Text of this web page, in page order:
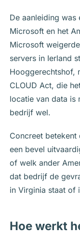
De aanleiding was
Microsoft en het
Microsoft
servers in Ierland
Hooggerechtshof,
CLOUD Act, die
locatie van data is
bedrijf wel.
Concreet betekent
een bevel
of welk ander
dat bedrijf de
in Virginia staat of
Hoe werkt